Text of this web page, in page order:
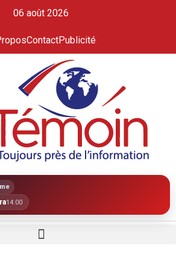
06 août 2026
ContactPublicité
14:00